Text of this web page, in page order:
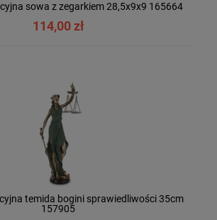
sowa z zegarkiem 28,5x9x9 165664
114,00 zł
temida bogini sprawiedliwości 35cm
157905